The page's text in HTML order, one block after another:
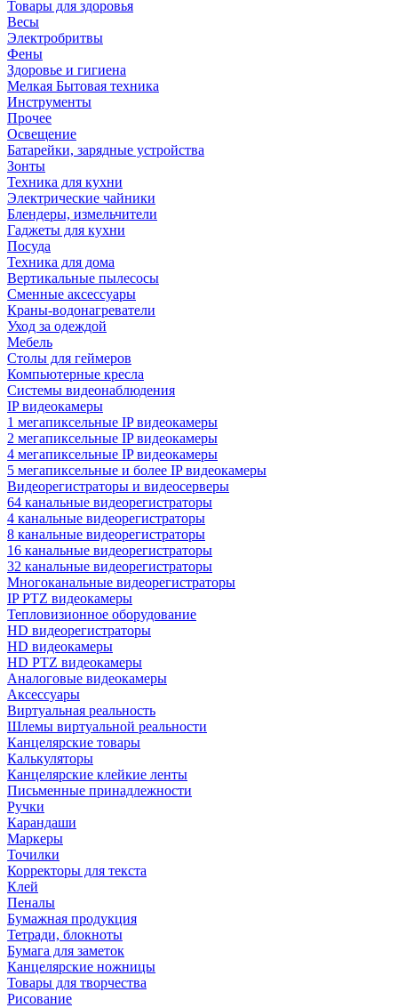
Товары для здоровья
Весы
Электробритвы
Фены
Здоровье и гигиена
Мелкая Бытовая техника
Инструменты
Прочее
Освещение
Батарейки, зарядные устройства
Зонты
Техника для кухни
Электрические чайники
Блендеры, измельчители
Гаджеты для кухни
Посуда
Техника для дома
Вертикальные пылесосы
Сменные аксессуары
Краны-водонагреватели
Уход за одеждой
Мебель
Столы для геймеров
Компьютерные кресла
Системы видеонаблюдения
IP видеокамеры
1 мегапиксельные IP видеокамеры
2 мегапиксельные IP видеокамеры
4 мегапиксельные IP видеокамеры
5 мегапиксельные и более IP видеокамеры
Видеорегистраторы и видеосерверы
64 канальные видеорегистраторы
4 канальные видеорегистраторы
8 канальные видеорегистраторы
16 канальные видеорегистраторы
32 канальные видеорегистраторы
Многоканальные видеорегистраторы
IP PTZ видеокамеры
Тепловизионное оборудование
HD видеорегистраторы
HD видеокамеры
HD PTZ видеокамеры
Аналоговые видеокамеры
Аксессуары
Виртуальная реальность
Шлемы виртуальной реальности
Канцелярские товары
Калькуляторы
Канцелярские клейкие ленты
Письменные принадлежности
Ручки
Карандаши
Маркеры
Точилки
Корректоры для текста
Клей
Пеналы
Бумажная продукция
Тетради, блокноты
Бумага для заметок
Канцелярские ножницы
Товары для творчества
Рисование